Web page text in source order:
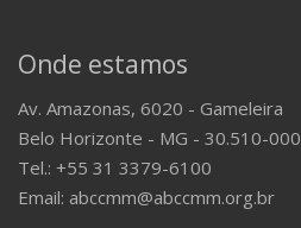
Onde estamos
Av. Amazonas, 6020 - Gameleira
Belo Horizonte - MG - 30.510-000
Tel.: +55 31 3379-6100
Email: abccmm@abccmm.org.br